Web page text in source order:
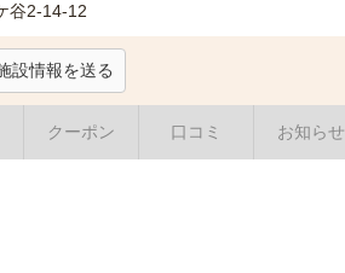
谷2-14-12
設情報を送る
クーポン 口コミ お知らせ